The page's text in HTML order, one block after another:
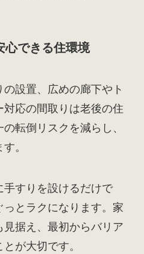
心できる住環境
設置、広めの廊下やト
応の間取りは老後の住
転倒リスクを減らし、
。
すりを設けるだけで
っとラクになります。家
据え、最初からバリア
が大切です。